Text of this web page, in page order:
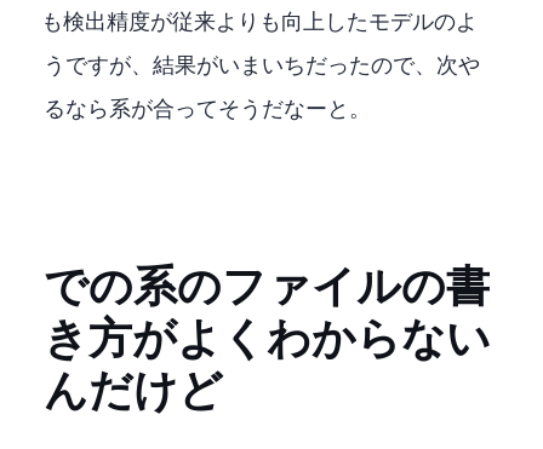
YOLOXも検出精度が従来よりも向上したモデルのよ
うですが、結果がいまいちだったので、次や
るならDETR系が合ってそうだなーと。
MMDetectionでのDETR系のconfigファイルの書
き方がよくわからない
んだけど